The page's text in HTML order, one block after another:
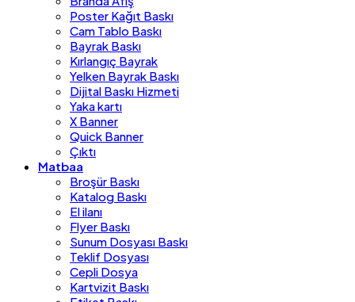
Poster Kağıt Baskı
Cam Tablo Baskı
Bayrak Baskı
Kırlangıç Bayrak
Yelken Bayrak Baskı
Dijital Baskı Hizmeti
Yaka kartı
X Banner
Quick Banner
Çıktı
Matbaa
Broşür Baskı
Katalog Baskı
El ilanı
Flyer Baskı
Sunum Dosyası Baskı
Teklif Dosyası
Cepli Dosya
Kartvizit Baskı